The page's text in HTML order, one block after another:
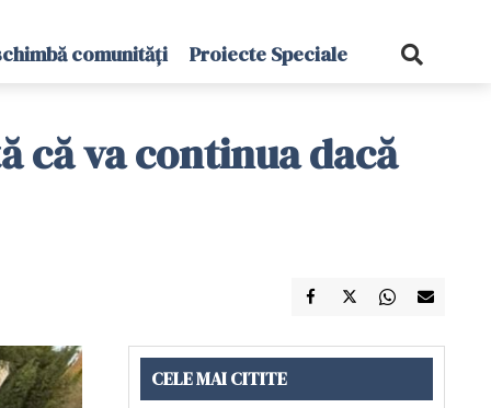
comunități Proiecte Speciale
că va continua dacă
CELE MAI CITITE